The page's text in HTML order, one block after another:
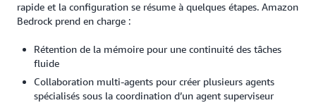
rapide et la configuration se résume à quelques étapes. Amazon
Bedrock prend en charge :
Rétention de la mémoire pour une continuité des tâches
fluide
Collaboration multi-agents pour créer plusieurs agents
spécialisés sous la coordination d’un agent superviseur